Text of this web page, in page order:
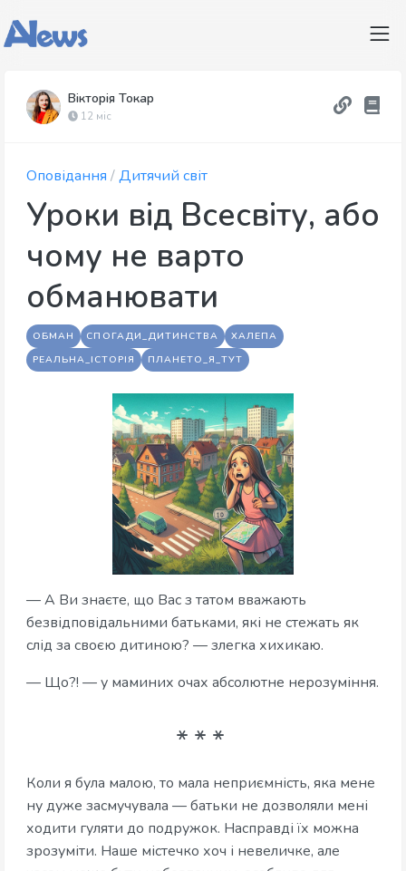
Вікторія Токар
12 міс
Оповідання /Дитячий світ
Уроки від Всесвіту, або
чому не варто
обманювати
ОБМАН СПОГАДИ_ДИТИНСТВА
ХАЛЕПА
РЕАЛЬНА_ІСТОРІЯ
ПЛАНЕТО_Я_ТУТ
— А Ви знаєте, що Вас з татом вважають
безвідповідальними батьками, які не стежать як
слід за своєю дитиною? — злегка хихикаю.
— Що?! — у маминих очах абсолютне нерозуміння.
Коли я була малою, то мала неприємність, яка мене
ну дуже засмучувала — батьки не дозволяли мені
ходити гуляти до подружок. Насправді їх можна
зрозуміти. Наше містечко хоч і невеличке, але